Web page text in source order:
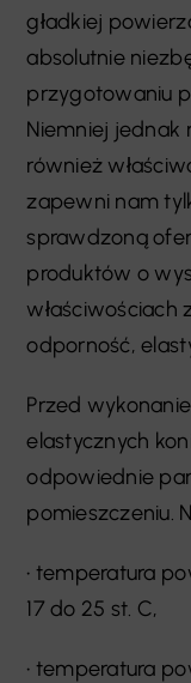
gładkiej
absolutnie
przygotowaniu
Niemniej jednak
również
zapewni nam
sprawdzoną
produktów o
właściwościach
odporność,
Przed
elastycznych
odpowiednie
pomieszczeniu.
• temperatura
17 do 25 st. C,
• temperatura